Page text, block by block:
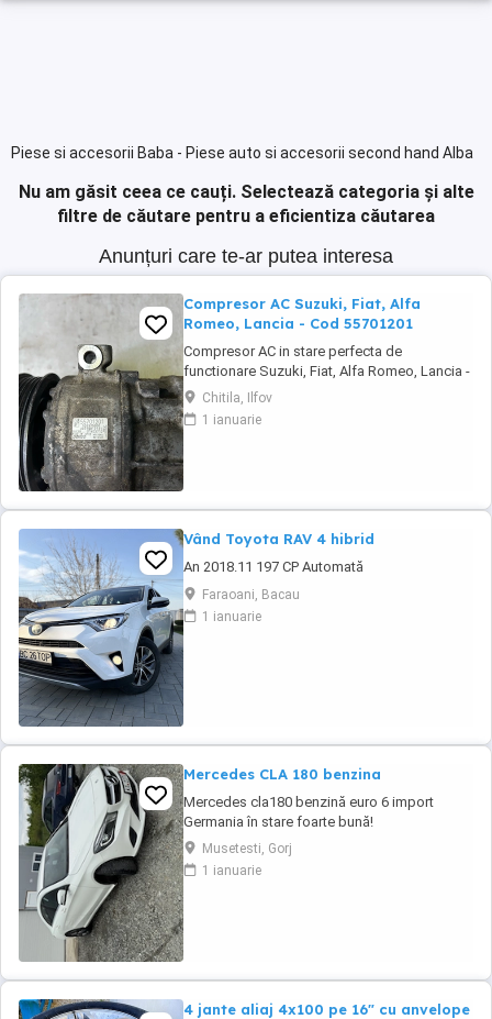
Piese si accesorii Baba - Piese auto si accesorii second hand Alba
Nu am găsit ceea ce cauți. Selectează categoria și alte
filtre de căutare pentru a eficientiza căutarea
Anunțuri care te-ar putea interesa
Compresor AC Suzuki, Fiat, Alfa
Romeo, Lancia - Cod 55701201
Compresor AC in stare perfecta de
functionare Suzuki, Fiat, Alfa Romeo, Lancia -
Cod 55701201 Fiat: Bravo II (2007 - 2014) –
motorizări 1.6 D Multijet, 1.9 D Multijet. Grande
Punto / Punto Evo (2005 - 2012) – motorizări
Chitila, Ilfov
1 ianuarie
Vând Toyota RAV 4 hibrid
An 2018.11 197 CP Automată
Faraoani, Bacau
1 ianuarie
Mercedes CLA 180 benzina
Mercedes cla180 benzină euro 6 import
Germania în stare foarte bună!
Musetesti, Gorj
1 ianuarie
4 jante aliaj 4x100 pe 16" cu anvelope